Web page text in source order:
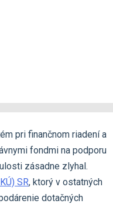
pri finančnom riadení a
fondmi na podporu
zásadne zlyhal.
SR, ktorý v ostatných
dotačných